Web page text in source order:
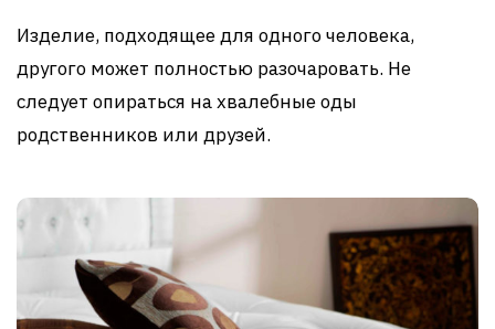
Изделие, подходящее для одного человека,
другого может полностью разочаровать. Не
следует опираться на хвалебные оды
родственников или друзей.